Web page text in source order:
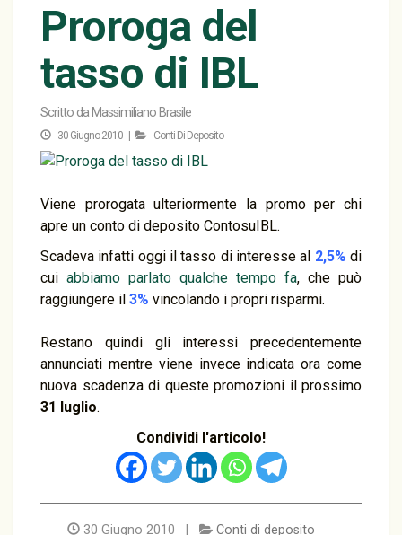
Proroga del
tasso di IBL
Scritto da Massimiliano Brasile
30 Giugno 2010 | Conti Di Deposito
Viene prorogata ulteriormente la promo per chi
apre un conto di deposito ContosuIBL.
Scadeva infatti oggi il tasso di interesse al 2,5% di
cui abbiamo parlato qualche tempo fa, che può
raggiungere il 3% vincolando i propri risparmi.
Restano quindi gli interessi precedentemente
annunciati mentre viene invece indicata ora come
nuova scadenza di queste promozioni il prossimo
31 luglio.
Condividi l'articolo!
30 Giugno 2010 | Conti di deposito